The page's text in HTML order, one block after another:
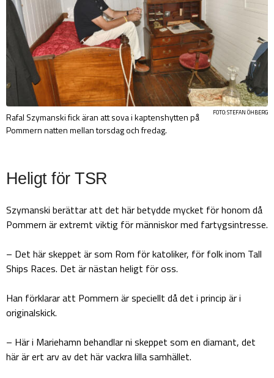
FOTO: STEFAN ÖHBERG
Rafal Szymanski fick äran att sova i kaptenshytten på
Pommern natten mellan torsdag och fredag.
Heligt för TSR
Szymanski berättar att det här betydde mycket för honom då
Pommern är extremt viktig för människor med fartygsintresse.
– Det här skeppet är som Rom för katoliker, för folk inom Tall
Ships Races. Det är nästan heligt för oss.
Han förklarar att Pommern är speciellt då det i princip är i
originalskick.
– Här i Mariehamn behandlar ni skeppet som en diamant, det
här är ert arv av det här vackra lilla samhället.